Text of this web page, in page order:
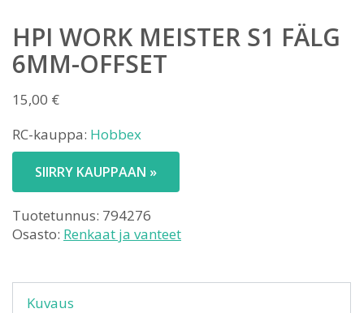
HPI WORK MEISTER S1 FÄLG
6MM-OFFSET
15,00 €
RC-kauppa: Hobbex
SIIRRY KAUPPAAN »
Tuotetunnus: 794276
Osasto: Renkaat ja vanteet
Kuvaus